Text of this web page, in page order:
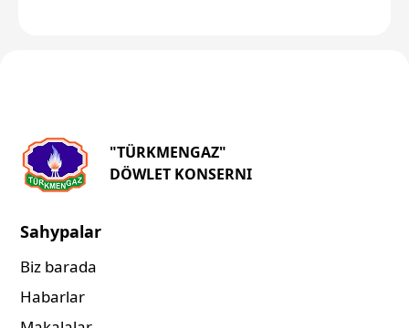
"TÜRKMENGAZ"
DÖWLET KONSERNI
Sahypalar
Biz barada
Habarlar